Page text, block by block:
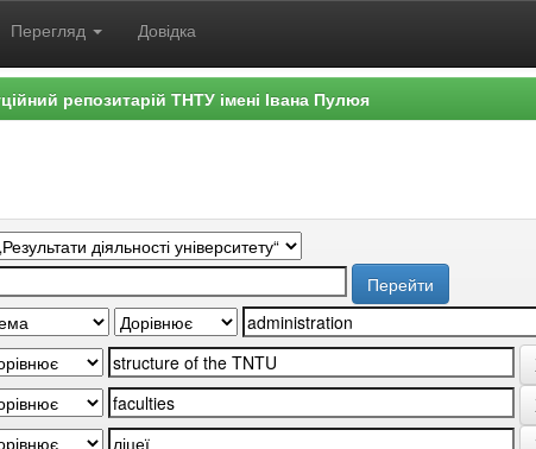
Перегляд Довідка
репозитарій ТНТУ імені Івана Пулюя